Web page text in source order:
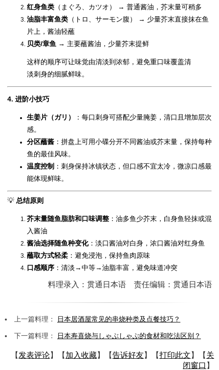
红身鱼类 （まぐろ、カツオ） → 普通酱油，芥末量可稍多
油脂丰富鱼类 （トロ、サーモン腹） → 少量芥末直接抹在鱼
片上，酱油轻蘸
贝类/章鱼 → 主要蘸酱油，少量芥末提鲜
这样的顺序可让味觉由清淡到浓郁，避免重口味覆盖清
淡刺身的细腻鲜味。
4. 进阶小技巧
生姜片（ガリ）
：每口刺身可搭配少量腌姜，清口且增加层次
感。
分区蘸酱 ：拼盘上可用小碟分开不同酱油或芥末量，保持每种
鱼的最佳风味。
温度控制 ：刺身保持冰镇状态，但口感不宜太冷，微凉口感最
能体现鲜味。
💡 总结原则
芥末量随鱼脂肪和口味调整 ：油多鱼少芥末，白身鱼轻抹或混
入酱油
酱油选择随鱼种变化：淡口酱油对白身，浓口酱油对红身鱼
蘸取方式轻柔 ：避免浸泡，保持鱼肉原味
口感顺序 ：清淡→中等→油脂丰富，避免味道冲突
料理录入：贯通日本语 责任编辑：贯通日本语
上一篇料理： 日本居酒屋常见的串烧种类及点餐技巧？
下一篇料理： 日本寿喜烧与しゃぶしゃぶ的食材和吃法区别？
【 发表评论】【 加入收藏】【告诉好友】【打印此文 】【 关
闭窗口 】